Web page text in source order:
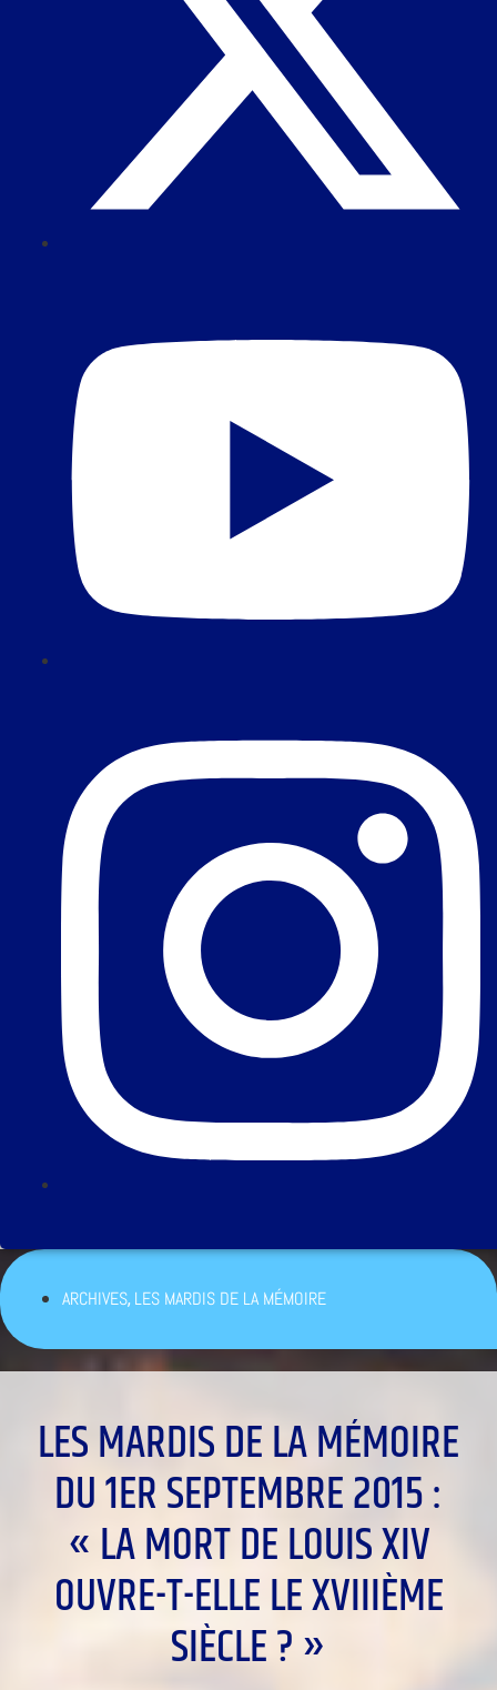
ARCHIVES,LES MARDIS DE LA MÉMOIRE
LES MARDIS DE LA MÉMOIRE
DU 1ER SEPTEMBRE 2015 :
« LA MORT DE LOUIS XIV
OUVRE-T-ELLE LE XVIIIÈME
SIÈCLE ? »